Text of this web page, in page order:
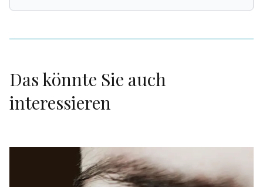
Das könnte Sie auch
interessieren